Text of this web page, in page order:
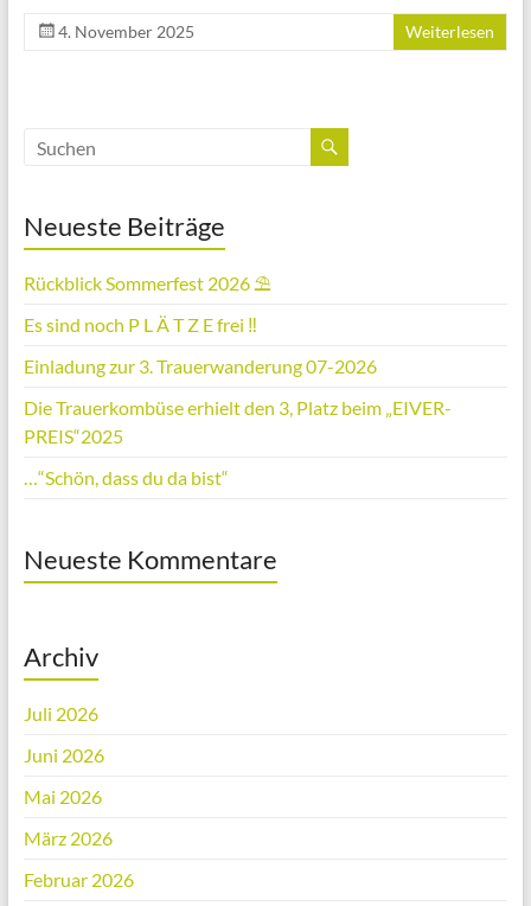
4. November 2025 Weiterlesen
Neueste Beiträge
Rückblick Sommerfest 2026 ⛱️
Es sind noch P L Ä T Z E frei ‼️
Einladung zur 3. Trauerwanderung 07-2026
Die Trauerkombüse erhielt den 3, Platz beim „EIVER-
PREIS“2025
…“Schön, dass du da bist“
Neueste Kommentare
Archiv
Juli 2026
Juni 2026
Mai 2026
März 2026
Februar 2026